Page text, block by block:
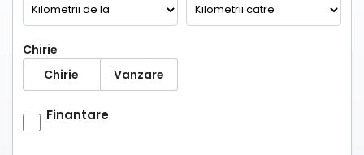
Chirie
Chirie
Vanzare
Finantare